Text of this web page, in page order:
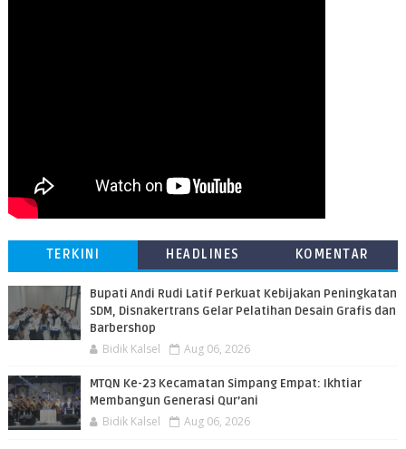
TERKINI HEADLINES KOMENTAR
Bupati Andi Rudi Latif Perkuat Kebijakan Peningkatan
SDM, Disnakertrans Gelar Pelatihan Desain Grafis dan
Barbershop
Bidik Kalsel Aug 06, 2026
MTQN Ke-23 Kecamatan Simpang Empat: Ikhtiar
Membangun Generasi Qur’ani
Bidik Kalsel Aug 06, 2026